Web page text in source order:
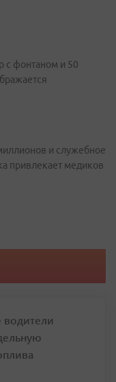
с фонтаном и 50
и служебное
привлекает медиков